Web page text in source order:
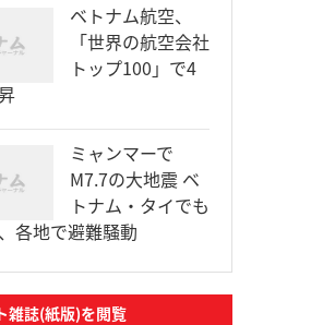
ベトナム航空、
「世界の航空会社
トップ100」で4
ミャンマーで
M7.7の大地震 ベ
トナム・タイでも
各地で避難騒動
雑誌(紙版)を閲覧